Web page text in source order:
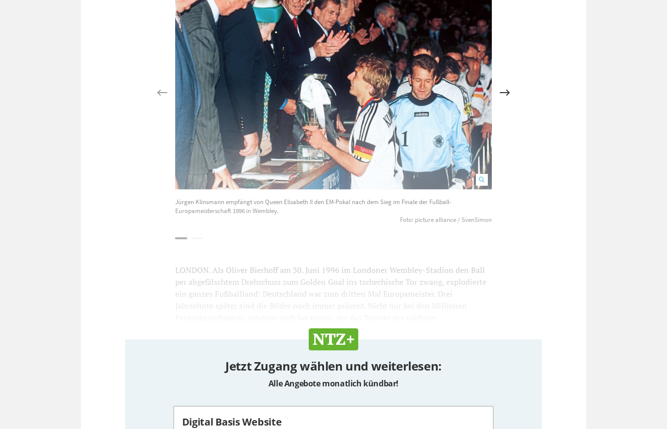
Jürgen Klinsmann empfängt von Queen Elisabeth II den EM-Pokal nach dem Sieg im Finale der Fußball-
Europameisterschaft 1996 in Wembley.
Foto: picture alliance / SvenSimon
LONDON. Als Oliver Bierhoff am 30. Juni 1996 im Londoner Wembley-Stadion den Ball
per abgefälschtem Drehschuss zum Golden Goal ins tschechische Tor zwang, explodierte
ein ganzes Fußballland: Deutschland war zum dritten Mal Europameister. Drei
Jahrzehnte später sind die Bilder noch immer präsent. Nicht nur bei den Millionen
Jetzt Zugang wählen und weiterlesen:
Alle Angebote monatlich kündbar!
Digital Basis Website